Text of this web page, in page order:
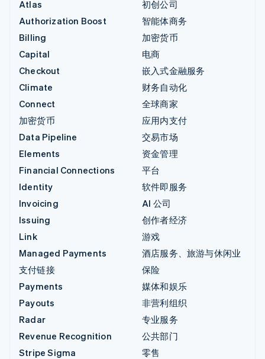
Atlas
Authorization Boost
Billing
Capital
Checkout
Climate
Connect
加密货币
Data Pipeline
Elements
Financial Connections
Identity
Invoicing
Issuing
Link
Managed Payments
支付链接
Payments
Payouts
Radar
Revenue Recognition
Stripe Sigma
初创公司
智能体商务
加密货币
电商
嵌入式金融服务
财务自动化
全球商家
应用内支付
交易市场
资金管理
平台
软件即服务
AI 公司
创作者经济
游戏
酒店服务、旅游与休闲业
保险
媒体和娱乐
非营利组织
专业服务
公共部门
零售